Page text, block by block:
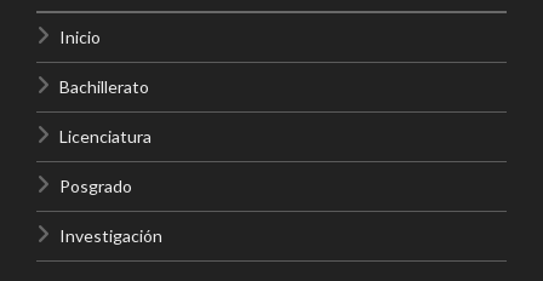
Inicio
Bachillerato
Licenciatura
Posgrado
Investigación